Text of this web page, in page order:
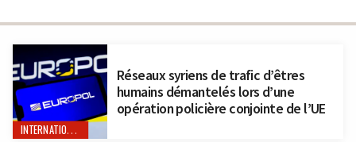
INTERNATIONAL
Réseaux syriens de trafic d’êtres
humains démantelés lors d’une
opération policière conjointe de l’UE